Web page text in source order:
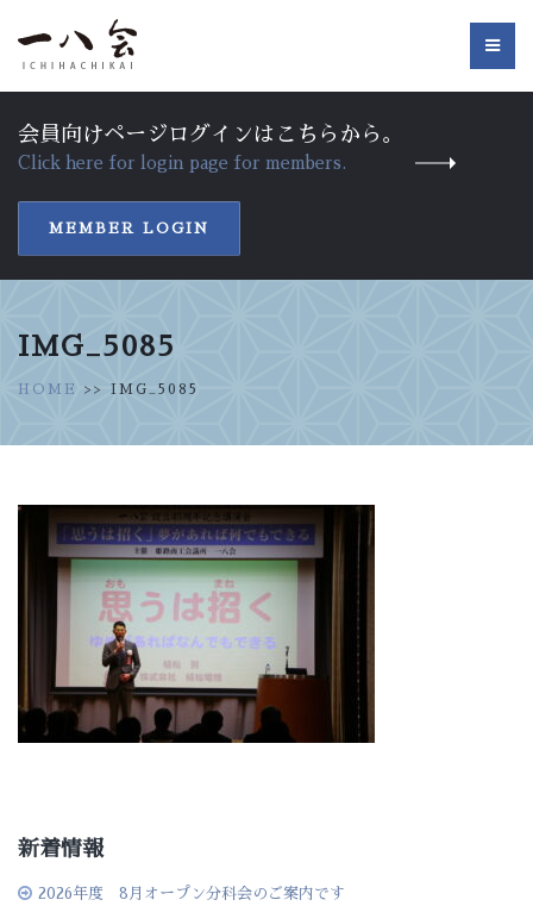
会員向けページログインはこちらから。
Click here for login page for members.
MEMBER LOGIN
IMG_5085
HOME >> IMG_5085
新着情報
2026年度 8月オープン分科会のご案内です